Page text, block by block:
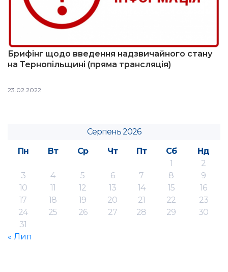
Брифінг щодо введення надзвичайного стану
на Тернопільщині (пряма трансляція)
23.02.2022
Серпень 2026
Пн
Вт Ср Чт Пт Сб
Нд
1
2
3
4 5 6 7 8
9
10
11 12 13 14 15
16
17
18 19 20 21 22
23
24
25 26 27 28 29
30
31
« Лип